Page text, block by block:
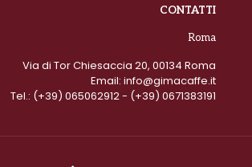
CONTATTI
Roma
Via di Tor Chiesaccia 20, 00134 Roma
Email: info@gimacaffe.it
Tel.: (+39) 065062912- (+39) 0671383191